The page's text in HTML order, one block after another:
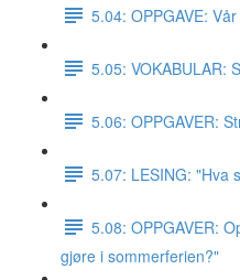
5.04: OPPGAVE:
5.05: VOKABULAR:
5.06: OPPGAVER:
5.07: LESING: "Hva
5.08: OPPGAVER:
gjøre i sommerferien?"